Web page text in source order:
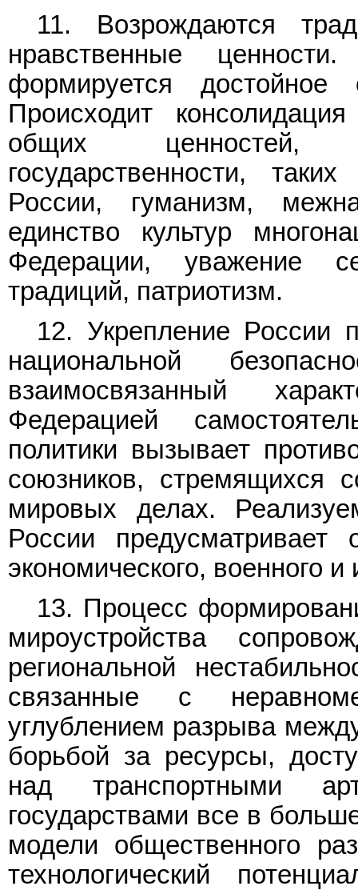
11. Возрождаются
нравственные
формируется
Происходит
общих ценностей,
государственности,
России, гуманизм,
единство культур
Федерации, уважение
традиций, патриотизм.
12. Укрепление России
национальной
взаимосвязанный
Федерацией
политики вызывает
союзников, стремящихся
мировых делах.
России предусматривает
экономического, военного
13. Процесс
мироустройства
региональной
связанные с
углублением разрыва
борьбой за ресурсы,
над транспортными
государствами все в
модели общественного
технологический